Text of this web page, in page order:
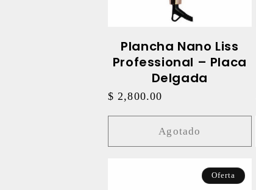
Plancha Nano Liss
Professional – Placa
Delgada
Precio
$ 2,800.00
Agotado
Oferta